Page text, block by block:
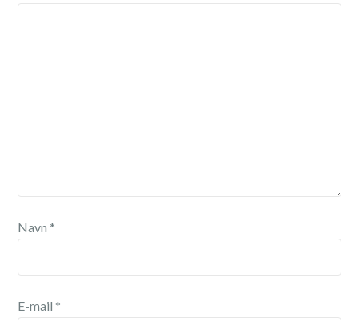
Navn*
E-mail*